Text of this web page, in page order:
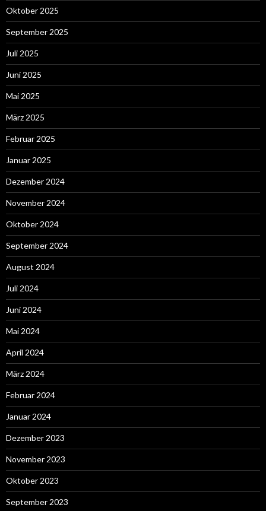
Oktober 2025
September 2025
Juli 2025
Juni 2025
Mai 2025
März 2025
Februar 2025
Januar 2025
Dezember 2024
November 2024
Oktober 2024
September 2024
August 2024
Juli 2024
Juni 2024
Mai 2024
April 2024
März 2024
Februar 2024
Januar 2024
Dezember 2023
November 2023
Oktober 2023
September 2023